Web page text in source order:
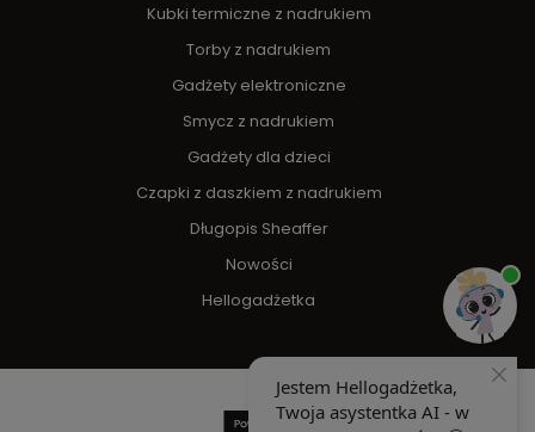
Kubki termiczne z nadrukiem
Torby z nadrukiem
Gadżety elektroniczne
Smycz z nadrukiem
Gadżety dla dzieci
Czapki z daszkiem z nadrukiem
Długopis Sheaffer
Nowości
Hellogadżetka